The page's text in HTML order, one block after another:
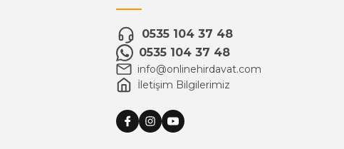
0535 104 37 48
0535 104 37 48
info@onlinehirdavat.com
İletişim Bilgilerimiz